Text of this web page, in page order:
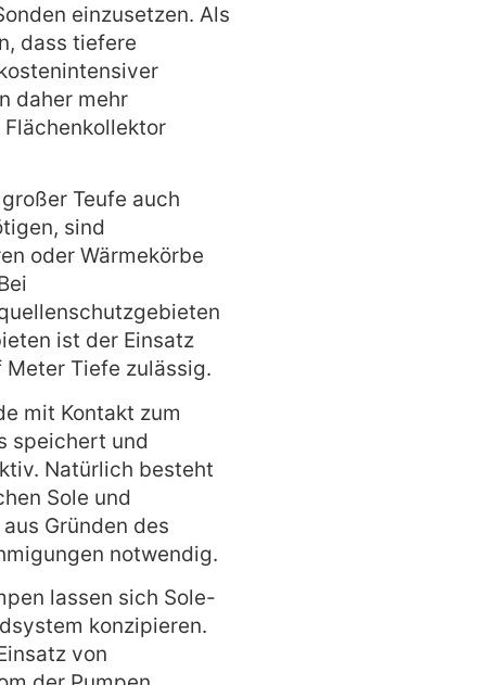
einzusetzen. Als
dass tiefere
daher mehr
Teufe auch
sind
oder Wärmekörbe
ist der Einsatz
Tiefe zulässig.
mit Kontakt zum
speichert und
Natürlich besteht
Sole und
Gründen des
notwendig.
lassen sich Sole-
konzipieren.
von